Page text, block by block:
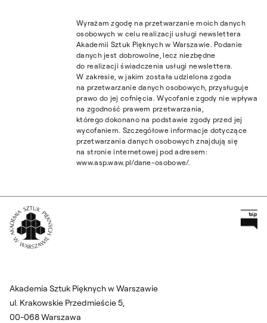
Wyrażam zgodę na przetwarzanie moich danych
osobowych w celu realizacji usługi newslettera
Akademii Sztuk Pięknych w Warszawie. Podanie
danych jest dobrowolne, lecz niezbędne
do realizacji świadczenia usługi newslettera.
W zakresie, w jakim została udzielona zgoda
na przetwarzanie danych osobowych, przysługuje
prawo do jej cofnięcia. Wycofanie zgody nie wpływa
na zgodność prawem przetwarzania,
którego dokonano na podstawie zgody przed jej
wycofaniem. Szczegółowe informacje dotyczące
przetwarzania danych osobowych znajdują się
na stronie internetowej pod adresem:
www.asp.waw.pl/dane-osobowe/.
Akademia Sztuk Pięknych w Warszawie
ul. Krakowskie Przedmieście 5,
00-068 Warszawa